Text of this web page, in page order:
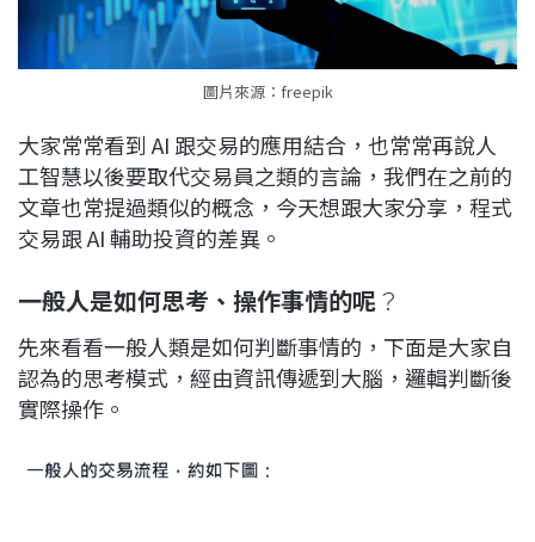
圖片來源：freepik
大家常常看到 AI 跟交易的應用結合，也常常再說人
工智慧以後要取代交易員之類的言論，我們在之前的
文章也常提過類似的概念，今天想跟大家分享，程式
交易跟 AI 輔助投資的差異。
一般人是如何思考、操作事情的呢？
先來看看一般人類是如何判斷事情的，下面是大家自
認為的思考模式，經由資訊傳遞到大腦，邏輯判斷後
實際操作。